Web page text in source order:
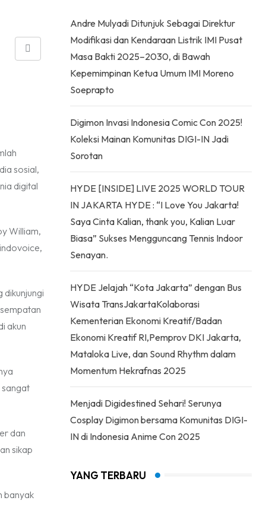
Share
sosial,
digital
William,
dikunjungi
akun
sangat
dan
sikap
banyak
Andre Mulyadi Ditunjuk Sebagai Direktur
Modifikasi dan Kendaraan Listrik IMI Pusat
Masa Bakti 2025–2030, di Bawah
Kepemimpinan Ketua Umum IMI Moreno
Soeprapto
Digimon Invasi Indonesia Comic Con 2025!
Koleksi Mainan Komunitas DIGI-IN Jadi
Sorotan
HYDE [INSIDE] LIVE 2025 WORLD TOUR
IN JAKARTA HYDE : “I Love You Jakarta!
Saya Cinta Kalian, thank you, Kalian Luar
Biasa” Sukses Mengguncang Tennis Indoor
Senayan.
HYDE Jelajah “Kota Jakarta” dengan Bus
Wisata TransJakartaKolaborasi
Kementerian Ekonomi Kreatif/Badan
Ekonomi Kreatif RI,Pemprov DKI Jakarta,
Mataloka Live, dan Sound Rhythm dalam
Momentum Hekrafnas 2025
Menjadi Digidestined Sehari! Serunya
Cosplay Digimon bersama Komunitas DIGI-
IN di Indonesia Anime Con 2025
YANG TERBARU